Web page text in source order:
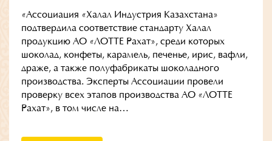
«Ассоциация «Халал Индустрия Казахстана»
подтвердила соответствие стандарту Халал
продукцию АО «ЛОТТЕ Рахат», среди которых
шоколад, конфеты, карамель, печенье, ирис, вафли,
драже, а также полуфабрикаты шоколадного
производства. Эксперты Ассоциации провели
проверку всех этапов производства АО «ЛОТТЕ
Рахат», в том числе на…